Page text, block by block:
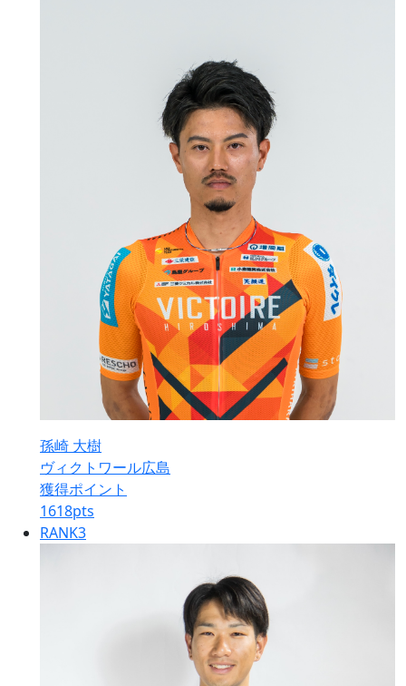
孫崎 大樹
ヴィクトワール広島
獲得ポイント
1618pts
RANK3